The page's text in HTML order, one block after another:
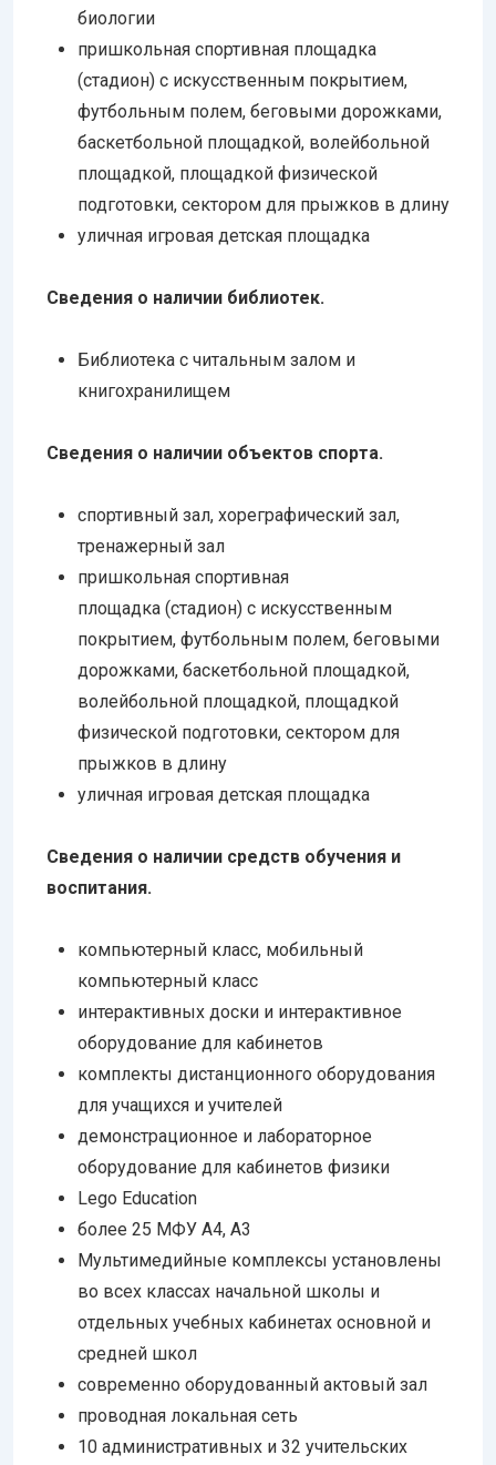
биологии
пришкольная спортивная площадка
(стадион) с искусственным покрытием,
футбольным полем, беговыми дорожками,
баскетбольной площадкой, волейбольной
площадкой, площадкой физической
подготовки, сектором для прыжков в длину
уличная игровая детская площадка
Сведения о наличии библиотек.
Библиотека с читальным залом и
книгохранилищем
Сведения о наличии объектов спорта.
спортивный зал, хореграфический зал,
тренажерный зал
пришкольная спортивная
площадка (стадион) с искусственным
покрытием, футбольным полем, беговыми
дорожками, баскетбольной площадкой,
волейбольной площадкой, площадкой
физической подготовки, сектором для
прыжков в длину
уличная игровая детская площадка
Сведения о наличии средств обучения и
воспитания.
компьютерный класс, мобильный
компьютерный класс
интерактивных доски и интерактивное
оборудование для кабинетов
комплекты дистанционного оборудования
для учащихся и учителей
демонстрационное и лабораторное
оборудование для кабинетов физики
Lego Education
более 25 МФУ А4, А3
Мультимедийные комплексы установлены
во всех классах начальной школы и
отдельных учебных кабинетах основной и
средней школ
современно оборудованный актовый зал
проводная локальная сеть
10 административных и 32 учительских